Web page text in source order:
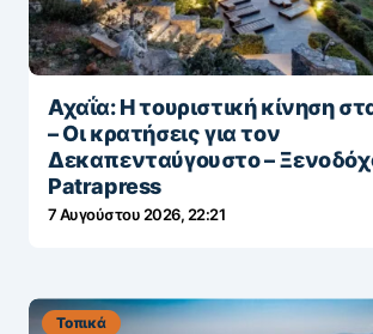
Αχαΐα: Η τουριστική κίνηση
– Οι κρατήσεις για τον
Δεκαπενταύγουστο –
Patrapress
7 Αυγούστου 2026, 22:21
Τοπικά